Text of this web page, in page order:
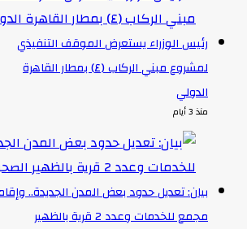
رئيس الوزراء يستعرض الموقف التنفيذي
لمشروع مبني الركاب (٤) بمطار القاهرة
الدولي
منذ 3 أيام
بيان: تعديل حدود بعض المدن الجديدة.. وإقامة
مجمع للخدمات وعدد 2 قرية بالظهير